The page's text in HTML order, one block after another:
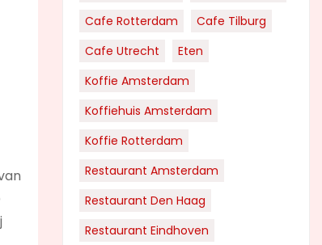
Cafe Rotterdam
Cafe Tilburg
Cafe Utrecht
Eten
Koffie Amsterdam
Koffiehuis Amsterdam
Koffie Rotterdam
Restaurant Amsterdam
Restaurant Den Haag
Restaurant Eindhoven